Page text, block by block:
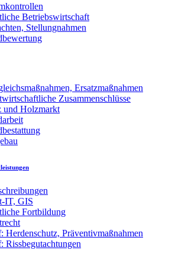
Betriebswirtschaft
Stellungnahmen
Ersatzmaßnahmen
Zusammenschlüsse
und Holzmarkt
IT, GIS
Fortbildung
Herdenschutz, Präventivmaßnahmen
Rissbegutachtungen